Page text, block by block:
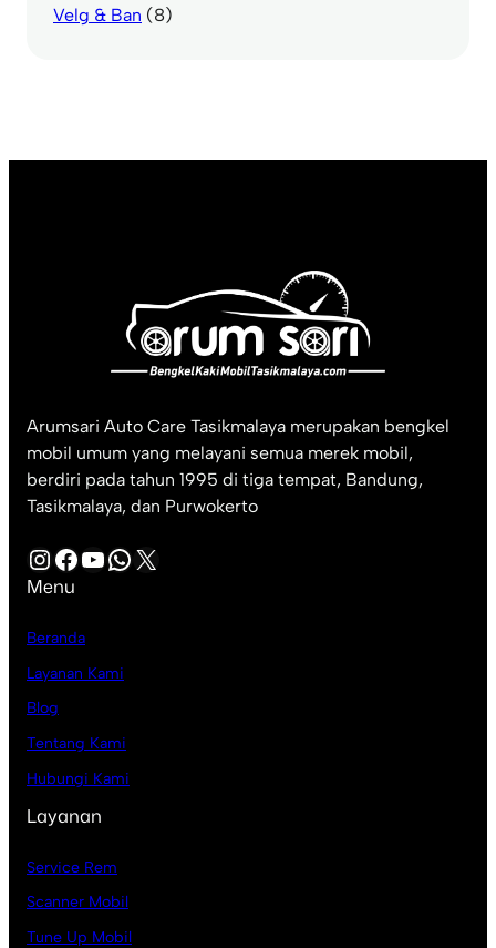
Velg & Ban (8)
Arumsari Auto Care Tasikmalaya merupakan bengkel
mobil umum yang melayani semua merek mobil,
berdiri pada tahun 1995 di tiga tempat, Bandung,
Tasikmalaya, dan Purwokerto
InstagramFacebook YouTube WhatsApp X
Menu
Beranda
Layanan Kami
Blog
Tentang Kami
Hubungi Kami
Layanan
Service Rem
Scanner Mobil
Tune Up Mobil